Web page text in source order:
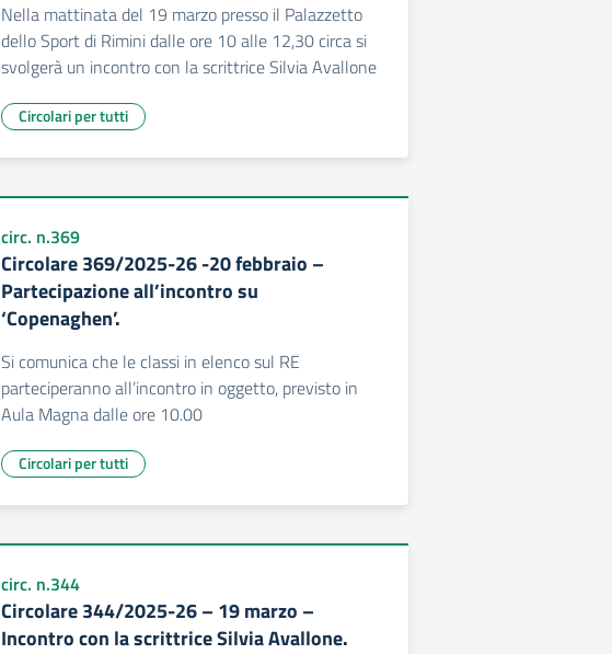
Nella mattinata del 19 marzo presso il Palazzetto
dello Sport di Rimini dalle ore 10 alle 12,30 circa si
svolgerà un incontro con la scrittrice Silvia Avallone
Circolari per tutti
circ. n.369
Circolare 369/2025-26 -20 febbraio –
Partecipazione all’incontro su
‘Copenaghen’.
Si comunica che le classi in elenco sul RE
parteciperanno all’incontro in oggetto, previsto in
Aula Magna dalle ore 10.00
Circolari per tutti
circ. n.344
Circolare 344/2025-26 – 19 marzo –
Incontro con la scrittrice Silvia Avallone.